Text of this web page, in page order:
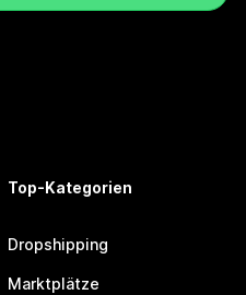
Top-Kategorien
Dropshipping
Marktplätze